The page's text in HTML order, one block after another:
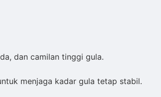
dan camilan tinggi gula.
menjaga kadar gula tetap stabil.